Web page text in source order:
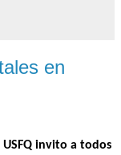
en
invito a todos